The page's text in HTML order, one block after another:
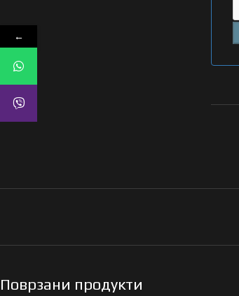
Поврзани продукти
←